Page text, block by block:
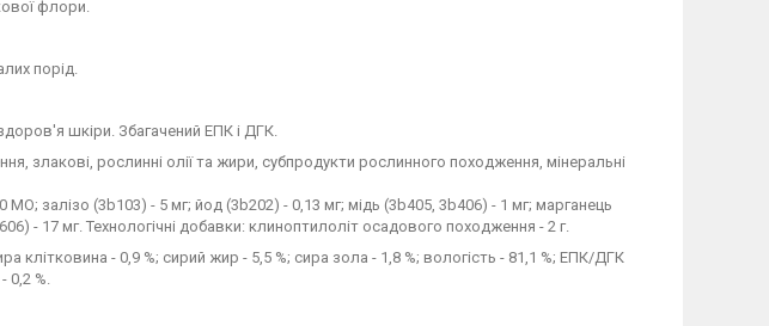
флори.
порід.
шкіри. Збагачений ЕПК і ДГК.
злакові, рослинні олії та жири, субпродукти рослинного походження, мінеральні
залізо (3b103) - 5 мг; йод (3b202) - 0,13 мг; мідь (3b405, 3b406) - 1 мг; марганець
- 17 мг. Технологічні добавки: клиноптилоліт осадового походження - 2 г.
клітковина - 0,9 %; сирий жир - 5,5 %; сира зола - 1,8 %; вологість - 81,1 %; ЕПК/ДГК
%.